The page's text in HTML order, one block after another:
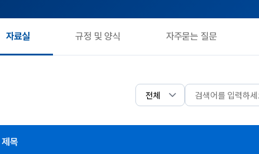
자료실 규정 및 양식 자주묻는 질문
제목